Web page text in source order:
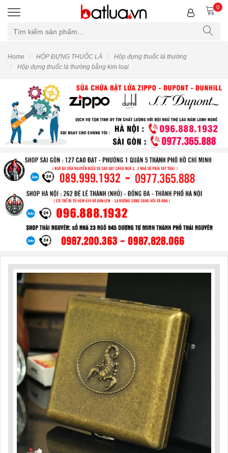
0
Home HỘP ĐỰNG THUỐC LÁ
Hộp đựng thuốc lá thường
Hộp đựng thuốc lá thường bằng kim loại